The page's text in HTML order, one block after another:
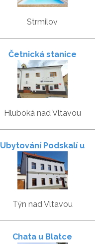
Strmilov
Četnická stanice
Hluboká nad Vltavou
Ubytování Podskalí u
Vltavy (Kořensko)
Týn nad Vltavou
Chata u Blatce